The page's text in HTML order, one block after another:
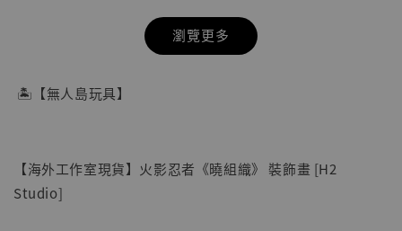
瀏覽更多
🏝【無人島玩具】
【海外工作室現貨】火影忍者《曉組織》 裝飾畫 [H2
Studio]